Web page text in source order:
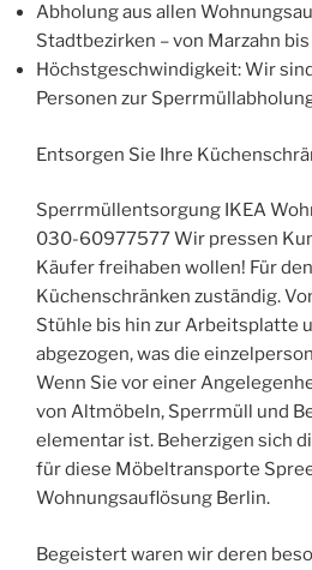
Abholung aus allen
Stadtbezirken – von Marzahn
Höchstgeschwindigkeit: Wir
Personen zur
Entsorgen Sie Ihre
Sperrmüllentsorgung IKEA
030-60977577 Wir pressen
Käufer freihaben wollen! Für
Küchenschränken zuständig.
Stühle bis hin zur Arbeitsplatte
abgezogen, was die
Wenn Sie vor einer
von Altmöbeln, Sperrmüll und
elementar ist. Beherzigen sich
für diese Möbeltransporte
Wohnungsauflösung Berlin.
Begeistert waren wir deren